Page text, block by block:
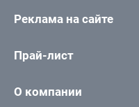
Реклама на сайте
Прай-лист
О компании